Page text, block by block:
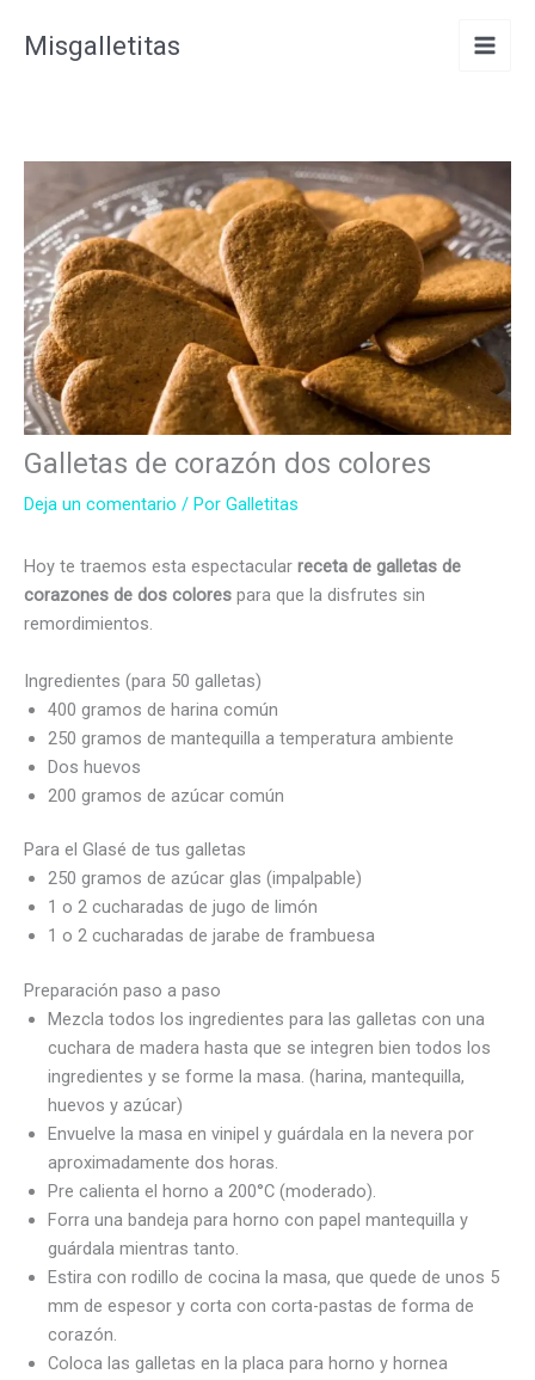
Misgalletitas
Galletas de corazón dos colores
Deja un comentario / Por Galletitas
Hoy te traemos esta espectacular receta de galletas de
corazones de dos colores para que la disfrutes sin
remordimientos.
Ingredientes (para 50 galletas)
400 gramos de harina común
250 gramos de mantequilla a temperatura ambiente
Dos huevos
200 gramos de azúcar común
Para el Glasé de tus galletas
250 gramos de azúcar glas (impalpable)
1 o 2 cucharadas de jugo de limón
1 o 2 cucharadas de jarabe de frambuesa
Preparación paso a paso
Mezcla todos los ingredientes para las galletas con una
cuchara de madera hasta que se integren bien todos los
ingredientes y se forme la masa. (harina, mantequilla,
huevos y azúcar)
Envuelve la masa en vinipel y guárdala en la nevera por
aproximadamente dos horas.
Pre calienta el horno a 200°C (moderado).
Forra una bandeja para horno con papel mantequilla y
guárdala mientras tanto.
Estira con rodillo de cocina la masa, que quede de unos 5
mm de espesor y corta con corta-pastas de forma de
corazón.
Coloca las galletas en la placa para horno y hornea